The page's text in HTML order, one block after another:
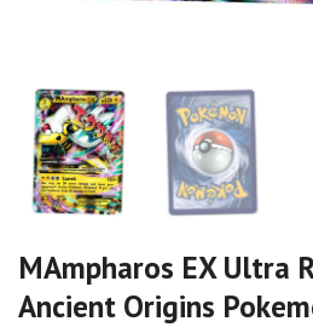
MAmpharos EX Ultra
Ancient Origins